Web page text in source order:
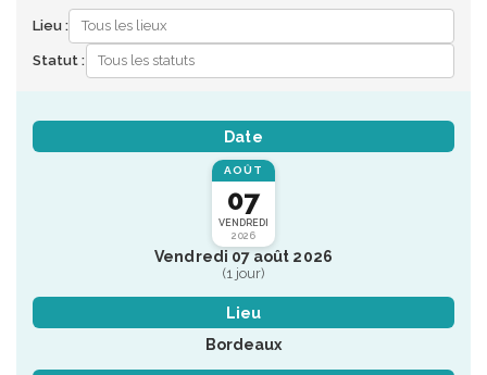
Lieu :
Statut :
Date
AOÛT
07
VENDREDI
2026
Vendredi 07 août 2026
(1 jour)
Lieu
Bordeaux